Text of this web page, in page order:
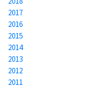
2017
2016
2015
2014
2013
2012
2011